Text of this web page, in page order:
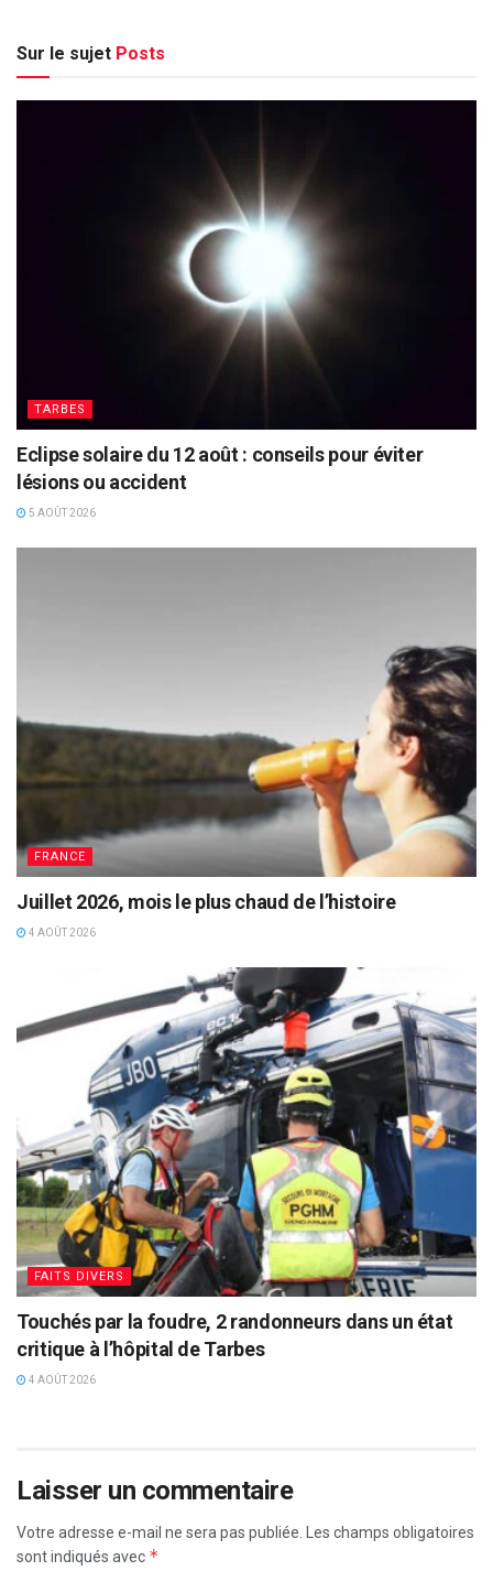
Sur le sujet Posts
TARBES
Eclipse solaire du 12 août : conseils pour éviter
lésions ou accident
5 AOÛT 2026
FRANCE
Juillet 2026, mois le plus chaud de l’histoire
4 AOÛT 2026
FAITS DIVERS
Touchés par la foudre, 2 randonneurs dans un état
critique à l’hôpital de Tarbes
4 AOÛT 2026
Laisser un commentaire
Votre adresse e-mail ne sera pas publiée.
Les champs obligatoires
sont indiqués avec *